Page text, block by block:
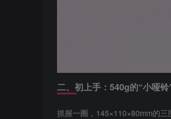
二、初上手：540g的“小哑铃
抓握一圈，145×110×80mm的